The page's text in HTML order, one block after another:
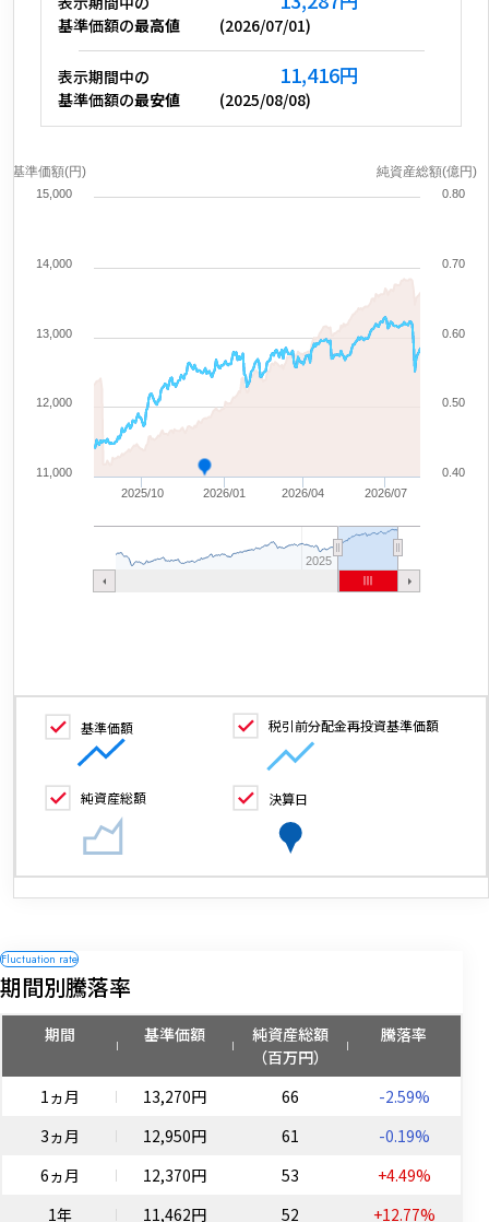
基準価額の最高値 (2026/07/01)
表示期間中の
基準価額の最安値
11,416円
(2025/08/08)
基準価額(円) 純資産総額(億円)
2026/01 2026/07
2025/10 2026/04
2025
11,000
12,000
13,000
14,000
15,000
0.40
0.50
0.60
0.70
0.80
基準価額 税引前分配金再投資基準価額
純資産総額 決算日
期間別騰落率
期間 基準価額
純資産総額
（百万円）
騰落率
1ヵ月 13,270円 66
-2.59%
3ヵ月
12,950円 61
-0.19%
6ヵ月
12,370円 53
+4.49%
1年
11,462円 52
+12.77%